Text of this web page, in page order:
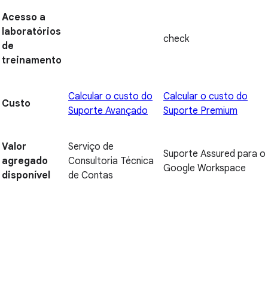
Acesso a
laboratórios
de
treinamento
check
Custo
Calcular o custo do
Suporte Avançado
Calcular o custo do
Suporte Premium
Valor
agregado
disponível
Serviço de
Consultoria Técnica
de Contas
Suporte Assured para o
Google Workspace